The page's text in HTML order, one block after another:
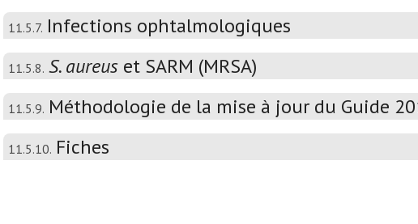
11.5.7. Infections ophtalmologiques
11.5.8. S. aureus et SARM (MRSA)
11.5.9. Méthodologie de la mise à jour du Guide
11.5.10. Fiches